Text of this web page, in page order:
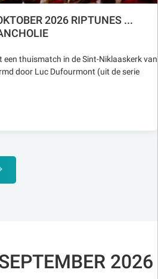
2026 RIPTUNES ...
een thuismatch in de Sint-Niklaaskerk van
door Luc Dufourmont (uit de serie
2026